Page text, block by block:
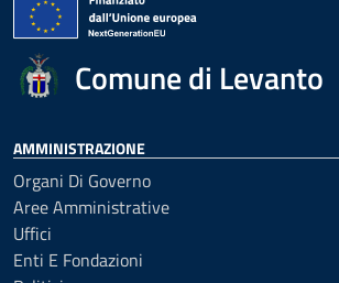
Comune di Levanto
AMMINISTRAZIONE
Organi Di Governo
Aree Amministrative
Uffici
Enti E Fondazioni